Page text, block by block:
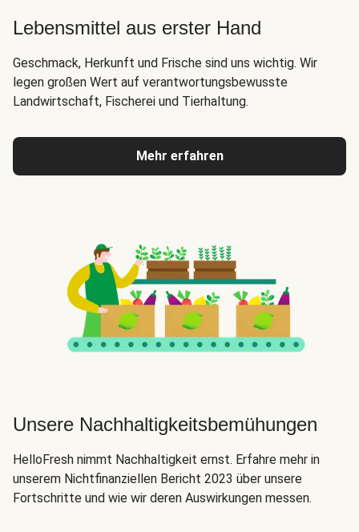
Lebensmittel aus erster Hand
Geschmack, Herkunft und Frische sind uns wichtig. Wir
legen großen Wert auf verantwortungsbewusste
Landwirtschaft, Fischerei und Tierhaltung.
Mehr erfahren
Unsere Nachhaltigkeitsbemühungen
HelloFresh nimmt Nachhaltigkeit ernst. Erfahre mehr in
unserem Nichtfinanziellen Bericht 2023 über unsere
Fortschritte und wie wir deren Auswirkungen messen.